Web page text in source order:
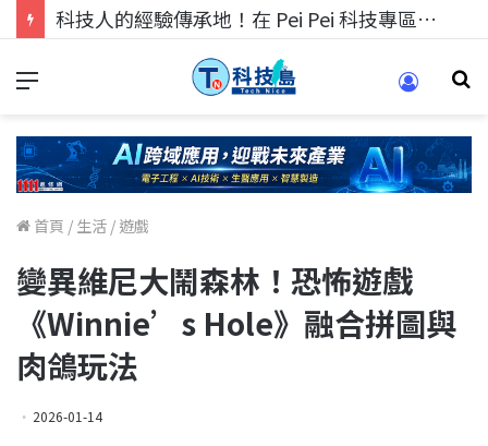
科技人的經驗傳承地！在 Pei Pei 科技專區，與學弟妹交流最硬核的技術
首頁 / 生活 / 遊戲
變異維尼大鬧森林！恐怖遊戲
《Winnie’s Hole》融合拼圖與
肉鴿玩法
2026-01-14